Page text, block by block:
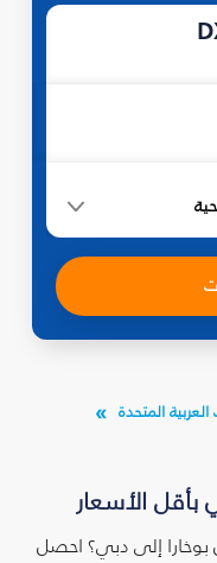
المتحدة
بأقل الأسعار
إلى دبي؟ احصل